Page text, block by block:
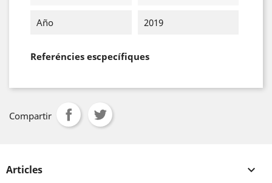
Año 2019
Referéncies escpecífiques
Compartir
Articles 